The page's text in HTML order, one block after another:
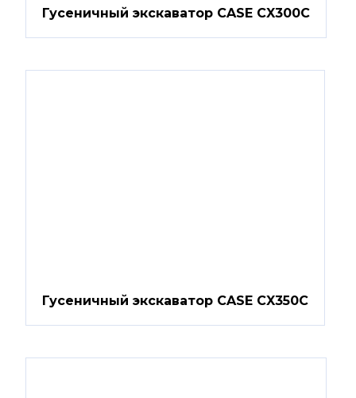
Гусеничный экскаватор CASE CX300C
Гусеничный экскаватор CASE CX350C